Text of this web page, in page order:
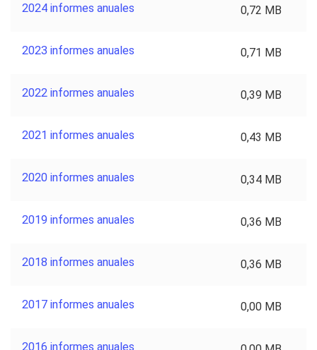
2024 informes anuales 0,72 MB
2023 informes anuales 0,71 MB
2022 informes anuales 0,39 MB
2021 informes anuales 0,43 MB
2020 informes anuales 0,34 MB
2019 informes anuales 0,36 MB
2018 informes anuales 0,36 MB
2017 informes anuales 0,00 MB
2016 informes anuales